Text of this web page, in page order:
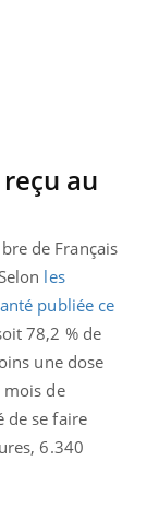
au
de Français
les
publiée ce
78,2 % de
une dose
de
de se faire
6.340